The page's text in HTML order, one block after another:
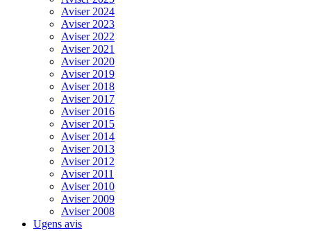
Aviser 2024
Aviser 2023
Aviser 2022
Aviser 2021
Aviser 2020
Aviser 2019
Aviser 2018
Aviser 2017
Aviser 2016
Aviser 2015
Aviser 2014
Aviser 2013
Aviser 2012
Aviser 2011
Aviser 2010
Aviser 2009
Aviser 2008
Ugens avis